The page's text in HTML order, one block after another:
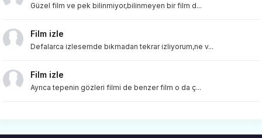
Güzel film ve pek bilinmiyor,bilinmeyen bir film d...
Film izle
Defalarca izlesemde bıkmadan tekrar izliyorum,ne v...
Film izle
Ayrıca tepenin gözleri filmi de benzer film o da ç...